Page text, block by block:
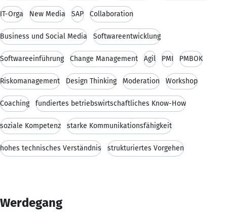
IT-Orga New Media SAP Collaboration
Business und Social Media Softwareentwicklung
Softwareeinführung Change Management Agil PMI PMBOK
Riskomanagement Design Thinking Moderation Workshop
Coaching fundiertes betriebswirtschaftliches Know-How
soziale Kompetenz starke Kommunikationsfähigkeit
hohes technisches Verständnis strukturiertes Vorgehen
Werdegang